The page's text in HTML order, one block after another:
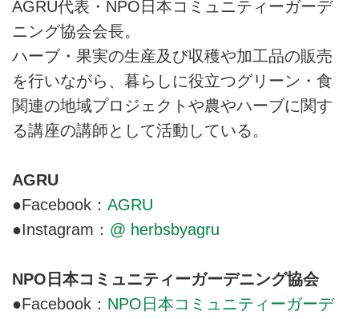
AGRU代表・NPO日本コミュニティーガーデ
ニング協会会長。
ハーブ・果実の生産及び収穫や加工品の販売
を行いながら、暮らしに役立つグリーン・食
関連の地域プロジェクトや農やハーブに関す
る講座の講師として活動している。
AGRU
●Facebook： AGRU
●Instagram： @ herbsbyagru
NPO日本コミュニティーガーデニング協会
●Facebook： NPO日本コミュニティーガーデ